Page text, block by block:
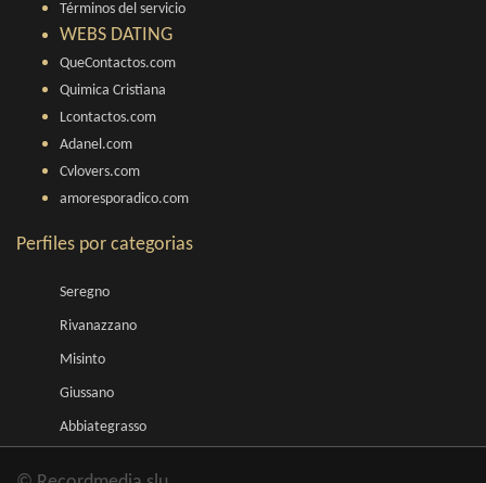
Términos del servicio
WEBS DATING
QueContactos.com
Quimica Cristiana
Lcontactos.com
Adanel.com
Cvlovers.com
amoresporadico.com
Perfiles por categorias
Seregno
Rivanazzano
Misinto
Giussano
Abbiategrasso